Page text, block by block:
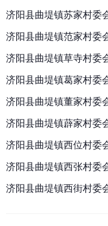
济阳县曲堤镇苏家村委
济阳县曲堤镇范家村委
济阳县曲堤镇草寺村委
济阳县曲堤镇葛家村委
济阳县曲堤镇董家村委
济阳县曲堤镇薜家村委
济阳县曲堤镇西位村委
济阳县曲堤镇西张村委
济阳县曲堤镇西街村委